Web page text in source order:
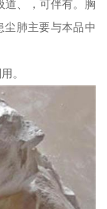
道、，可伴有。胸
尘肺主要与本品中
。